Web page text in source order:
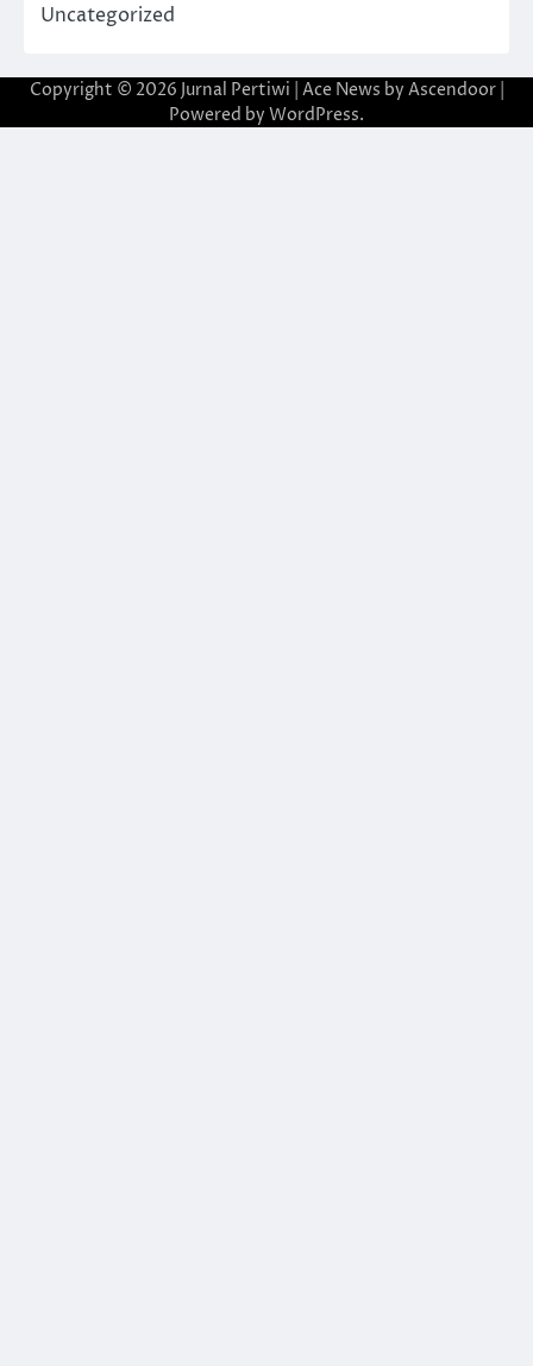
Uncategorized
Copyright © 2026 Jurnal Pertiwi | Ace News by Ascendoor|
Powered by WordPress.